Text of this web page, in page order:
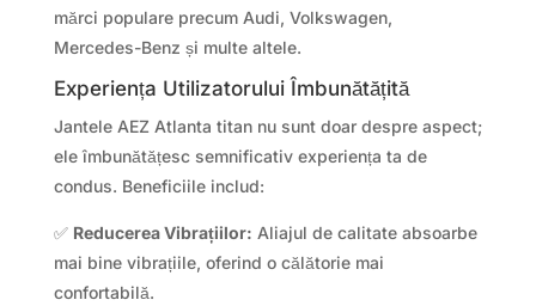
mărci populare precum Audi, Volkswagen,
Mercedes-Benz și multe altele.
Experiența Utilizatorului Îmbunătățită
Jantele AEZ Atlanta titan nu sunt doar despre aspect;
ele îmbunătățesc semnificativ experiența ta de
condus. Beneficiile includ:
✅ Reducerea Vibrațiilor: Aliajul de calitate absoarbe
mai bine vibrațiile, oferind o călătorie mai
confortabilă.